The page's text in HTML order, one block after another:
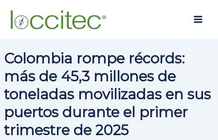
contenido
Colombia rompe récords:
más de 45,3 millones de
toneladas movilizadas en sus
puertos durante el primer
trimestre de 2025